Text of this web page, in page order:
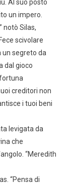
Al suo posto
un impero.
notò Silas,
scivolare
un segreto da
dal gioco
creditori non
i tuoi beni
levigata da
che
“Meredith
“Pensa di